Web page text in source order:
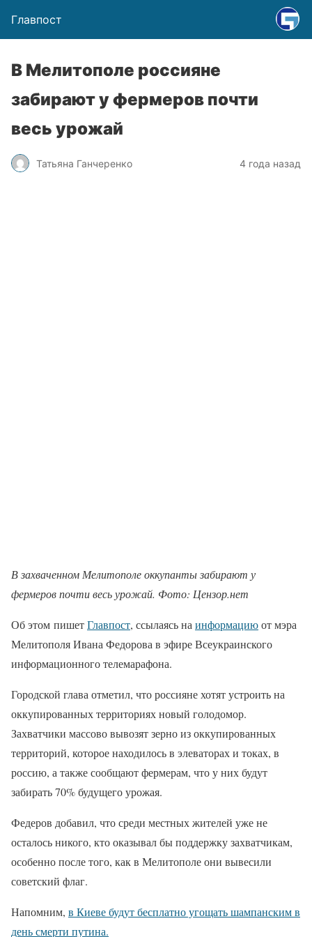
Главпост
В Мелитополе россияне
забирают у фермеров почти
весь урожай
Татьяна Ганчеренко 4 года назад
В захваченном Мелитополе оккупанты забирают у
фермеров почти весь урожай. Фото: Цензор.нет
Об этом пишетГлавпост, ссылаясь наинформациюот мэра
Мелитополя Ивана Федорова в эфире Всеукраинского
информационного телемарафона.
Городской глава отметил, что россияне хотят устроить на
оккупированных территориях новый голодомор.
Захватчики массово вывозят зерно из оккупированных
территорий, которое находилось в элеваторах и токах, в
россию, а также сообщают фермерам, что у них будут
забирать 70% будущего урожая.
Федеров добавил, что среди местных жителей уже не
осталось никого, кто оказывал бы поддержку захватчикам,
особенно после того, как в Мелитополе они вывесили
советский флаг.
Напомним, в Киеве будут бесплатно угощать шампанским в
день смерти путина.